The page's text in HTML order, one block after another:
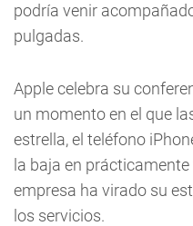
podría venir
pulgadas.
Apple celebra su
un momento en el que
estrella, el teléfono
la baja en
empresa ha virado su
los servicios.